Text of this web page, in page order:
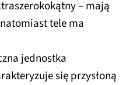
52,70%
– mają
tele ma
jednostka
się przysłoną